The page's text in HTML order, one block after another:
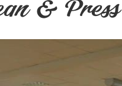
& Press